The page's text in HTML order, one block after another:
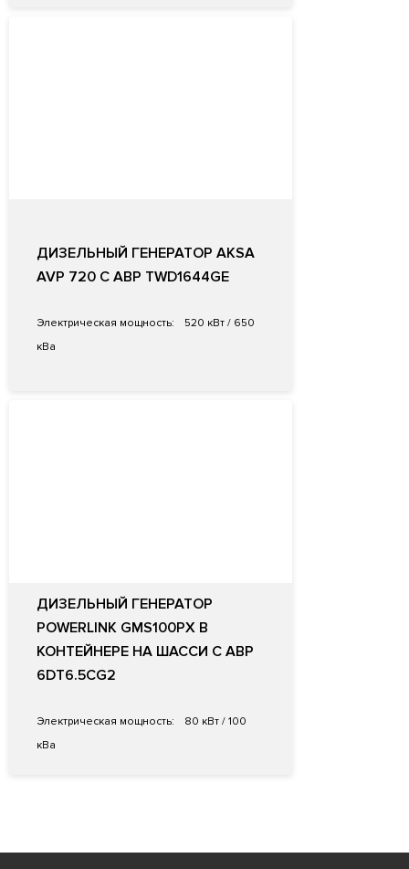
ДИЗЕЛЬНЫЙ ГЕНЕРАТОР AKSA
AVP 720 С АВР TWD1644GE
Электрическая мощность:
520 кВт / 650
кВа
ДИЗЕЛЬНЫЙ ГЕНЕРАТОР
POWERLINK GMS100PX В
КОНТЕЙНЕРЕ НА ШАССИ С АВР
6DT6.5CG2
Электрическая мощность:
80 кВт / 100
кВа